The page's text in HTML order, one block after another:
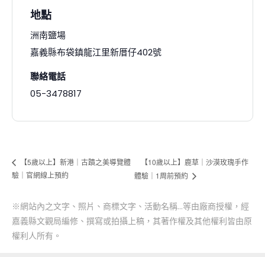
地點
洲南鹽場
嘉義縣布袋鎮龍江里新厝仔402號
聯絡電話
05-3478817
【5歲以上】新港｜古蹟之美導覽體
驗｜官網線上預約
【10歲以上】鹿草｜沙漠玫瑰手作
體驗｜1周前預約
※網站內之文字、照片、商標文字、活動名稱…等由廠商授權，經
嘉義縣文觀局編修、撰寫或拍攝上稿，其著作權及其他權利皆由原
權利人所有。